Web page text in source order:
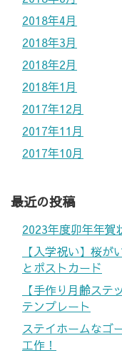
2018年4月
2018年3月
2018年2月
2018年1月
2017年12月
2017年11月
2017年10月
最近の投稿
2023年度卯年年賀
【入学祝い】桜
とポストカード
【手作り月齢ス
テンプレート
ステイホームなゴ
工作！